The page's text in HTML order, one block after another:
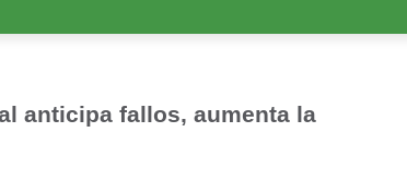
anticipa fallos, aumenta la